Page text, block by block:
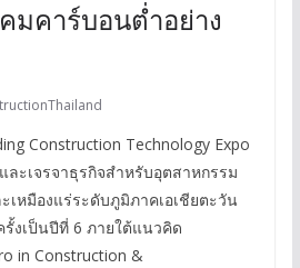
มคาร์บอนต่ำอย่าง
Construction Technology Expo
ะเจรจาธุรกิจสำหรับอุตสาหกรรม
เหมืองแร่ระดับภูมิภาคเอเชียตะวัน
รั้งเป็นปีที่ 6 ภายใต้แนวคิด
in Construction &